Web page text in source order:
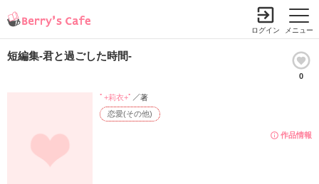
メニュー
ログイン
短編集-君と過ごした時間-
0
作品情報
恋愛(その他)
ﾟ+莉衣+ﾟ ／著